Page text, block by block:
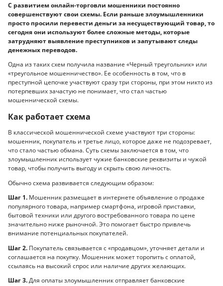
С развитием онлайн-торговли мошенники постоянно
совершенствуют свои схемы. Если раньше злоумышленники
просто просили перевести деньги за несуществующий товар, то
сегодня они используют более сложные методы, которые
затрудняют выявление преступников и запутывают следы
денежных переводов.
Одна из таких схем получила название «Черный треугольник» или
«треугольное мошенничество». Ее особенность в том, что в
преступной цепочке участвуют сразу три стороны, при этом никто из
потерпевших зачастую не понимает, что стал частью
мошеннической схемы.
Как работает схема
В классической мошеннической схеме участвуют три стороны:
мошенник, покупатель и третье лицо, которое даже не подозревает,
что стало частью обмана. Суть схемы заключается в том, что
злоумышленник использует чужие банковские реквизиты и чужой
товар, чтобы получить выгоду и скрыть свою личность.
Обычно схема развивается следующим образом:
Шаг 1. Мошенник размещает в интернете объявление о продаже
популярного товара, например смартфона, игровой приставки,
бытовой техники или другого востребованного товара по цене
значительно ниже рыночной. Это помогает быстро привлечь
внимание потенциальных покупателей.
Шаг 2. Покупатель связывается с «продавцом», уточняет детали и
соглашается на покупку. Мошенник может торопить с оплатой,
ссылаясь на высокий спрос или наличие других желающих.
Шаг 3.Для оплаты злоумышленник отправляет банковские